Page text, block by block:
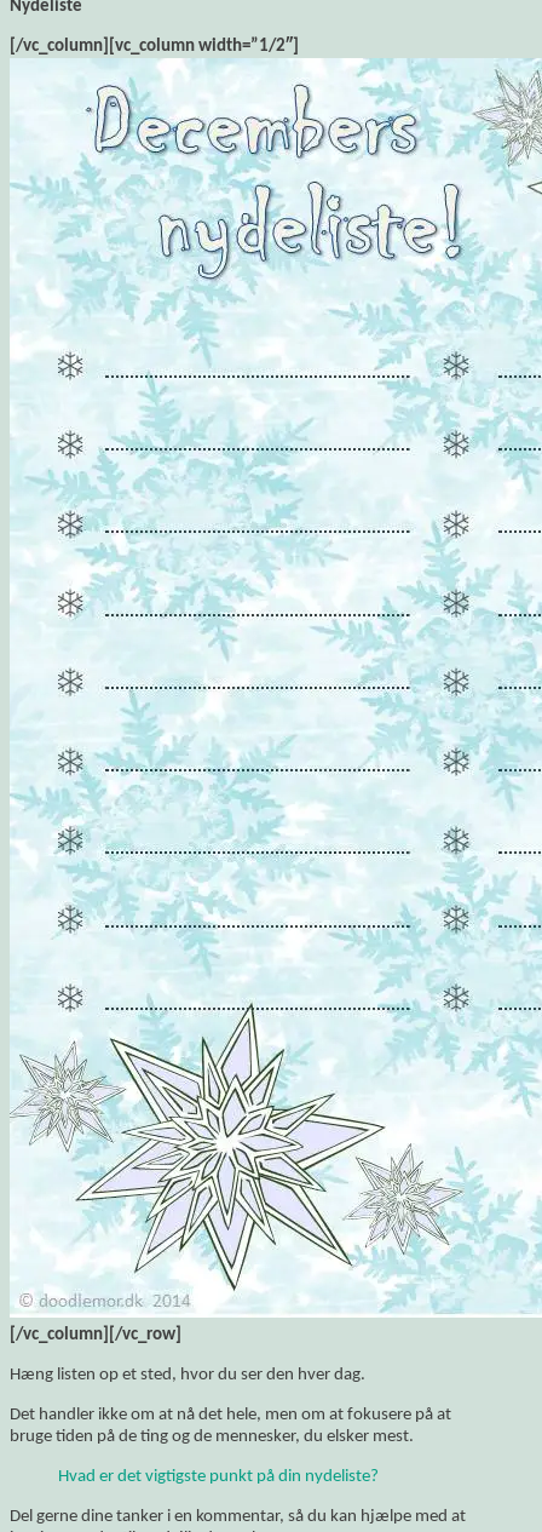
Nydeliste
[/vc_column][vc_column width=”1/2″]
[/vc_column][/vc_row]
Hæng listen op et sted, hvor du ser den hver dag.
Det handler ikke om at nå det hele, men om at fokusere på at
bruge tiden på de ting og de mennesker, du elsker mest.
Hvad er det vigtigste punkt på din nydeliste?
Del gerne dine tanker i en kommentar, så du kan hjælpe med at